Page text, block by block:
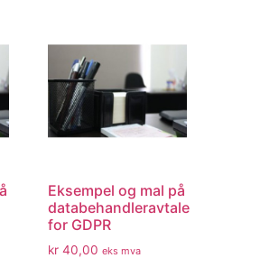
Eksempel og mal på
databehandleravtale
for GDPR
kr 40,00 eks mva